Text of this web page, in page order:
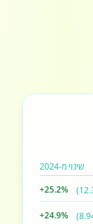
שינוי מ-2024
+25.2%
+24.9%